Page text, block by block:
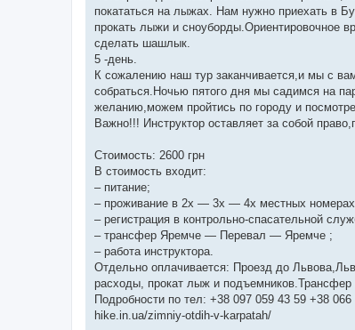
покататься на лыжах. Нам нужно приехать в
прокать лыжи и сноуборды.Ориентировочное
сделать шашлык.
5 -день.
К сожалению наш тур заканчивается,и мы с
собраться.Ночью пятого дня мы садимся на
желанию,можем пройтись по городу и
Важно!!! Инструктор оставляет за собой
Стоимость: 2600 грн
В стоимость входит:
– питание;
– проживание в 2х — 3х — 4х местных номерах
– регистрация в контрольно-спасательной
– трансфер Яремче — Перевал — Яремче ;
– работа инструктора.
Отдельно оплачивается: Проезд до
расходы, прокат лыж и подъемников.Трансфер
Подробности по тел: +38 097 059 43 59 +38 066
hike.in.ua/zimniy-otdih-v-karpatah/